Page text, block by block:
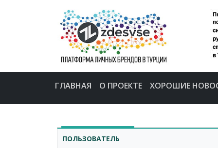
ГЛАВНАЯ О ПРОЕКТЕ ХОРОШИЕ
ПОЛЬЗОВАТЕЛЬ